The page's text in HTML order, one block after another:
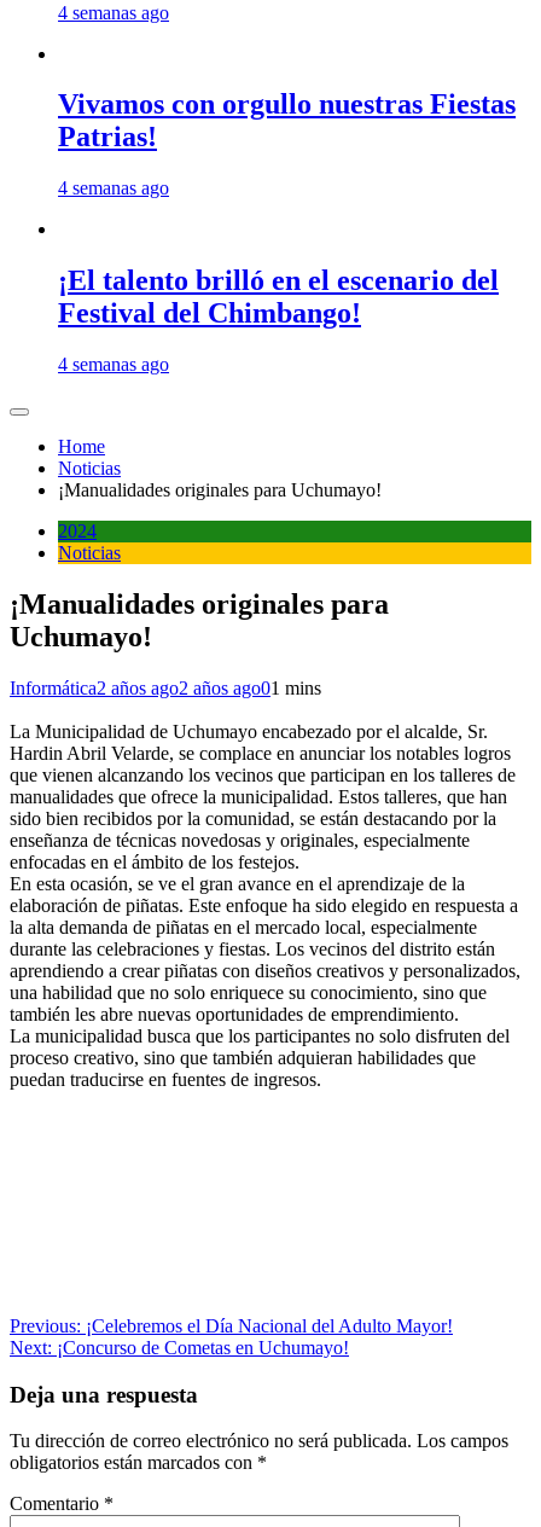
4 semanas ago
Vivamos con orgullo nuestras Fiestas
Patrias!
4 semanas ago
¡El talento brilló en el escenario del
Festival del Chimbango!
4 semanas ago
Home
Noticias
¡Manualidades originales para Uchumayo!
2024
Noticias
¡Manualidades originales para
Uchumayo!
Informática2 años ago2 años ago01 mins
La Municipalidad de Uchumayo encabezado por el alcalde, Sr.
Hardin Abril Velarde, se complace en anunciar los notables logros
que vienen alcanzando los vecinos que participan en los talleres de
manualidades que ofrece la municipalidad. Estos talleres, que han
sido bien recibidos por la comunidad, se están destacando por la
enseñanza de técnicas novedosas y originales, especialmente
enfocadas en el ámbito de los festejos.
En esta ocasión, se ve el gran avance en el aprendizaje de la
elaboración de piñatas. Este enfoque ha sido elegido en respuesta a
la alta demanda de piñatas en el mercado local, especialmente
durante las celebraciones y fiestas. Los vecinos del distrito están
aprendiendo a crear piñatas con diseños creativos y personalizados,
una habilidad que no solo enriquece su conocimiento, sino que
también les abre nuevas oportunidades de emprendimiento.
La municipalidad busca que los participantes no solo disfruten del
proceso creativo, sino que también adquieran habilidades que
puedan traducirse en fuentes de ingresos.
Navegación
de
entradas
Previous: ¡Celebremos el Día Nacional del Adulto Mayor!
Next: ¡Concurso de Cometas en Uchumayo!
Deja una respuesta
Tu dirección de correo electrónico no será publicada. Los campos
obligatorios están marcados con *
Comentario *